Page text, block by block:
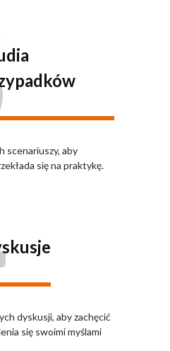
scenariuszy, aby
się na praktykę.
dyskusji, aby zachęcić
się swoimi myślami